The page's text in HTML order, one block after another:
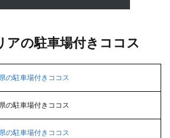
アの駐車場付きココス
の駐車場付きココス
の駐車場付きココス
の駐車場付きココス